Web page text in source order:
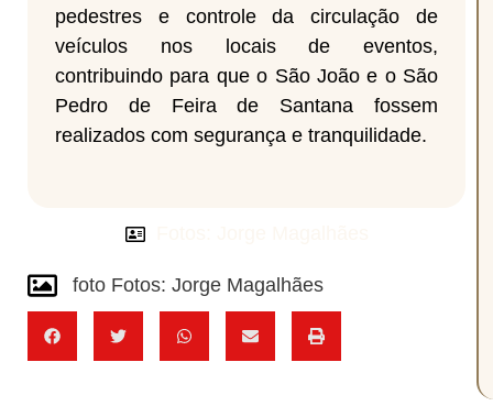
pedestres e controle da circulação de
veículos nos locais de eventos,
contribuindo para que o São João e o São
Pedro de Feira de Santana fossem
realizados com segurança e tranquilidade.
foto Fotos: Jorge Magalhães